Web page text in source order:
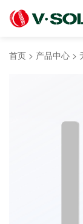
首页 > 产品中心 >